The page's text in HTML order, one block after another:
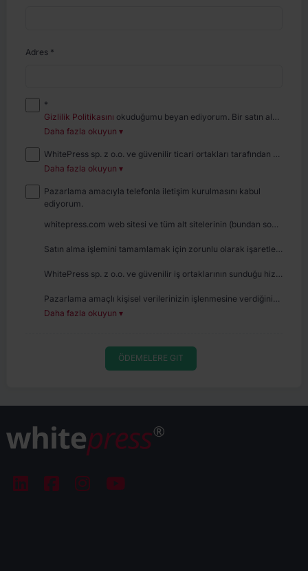
Adres *
*
Gizlilik Politikasını okuduğumu beyan ediyorum. Bir satın alma işlemi yaparak, bilet satın alma siparişinin yerine getirilmesi ve etkinliğe katılım amacıyla formda sağlanan kişisel verilerin işlenmesini onaylıyorum.
Daha fazla okuyun ▾
WhitePress sp. z o.o. ve güvenilir ticari ortakları tarafından sağlanan hizmet ve ürünlerin doğrudan pazarlanmasıyla ilgili olarak elektronik iletişim aracılığı ile, özellikle e-posta yoluyla ticari bilgilerin gönderilmesini kabul ediyorum.
Daha fazla okuyun ▾
Pazarlama amacıyla telefonla iletişim kurulmasını kabul
ediyorum.
whitepress.com web sitesi ve tüm alt sitelerinin (bundan sonra: Web Sitesi) kişisel veri denetleyicisi, 27 Nisan 2016 tarihli Avrupa Parlamentosu ve Konseyi Yönetmeliği (AB) 2016/679 (kişisel verilerin işlenmesi ve bu verilerin serbest dolaşımına ilişkin olarak doğal kişilerin korunmasına dair) ve 95/46/EC sayılı Direktifin yürürlükten kaldırılmasını içeren (bundan sonra: RODO) anlamında, "WhitePress" Spółka z ograniczoną odpowiedzialnością’dur. Şirket, Polonya’nın Bielsko-Biała şehrinde, Legionów 26/28 Sokak, 43-300 Bielsko-Biała adresinde kayıtlı olup, Bielsko-Biała Bölge Mahkemesi, 8. Ekonomik Bölüm tarafından tutulan Ulusal Ticaret Sicili’nde KRS numarası: 0000651339, vergi kimlik numarası (NIP): 9372667797, istatistik numarası REGON: 243400145 ve WhitePress Grubu'na ait diğer şirketlerle birlikte kişisel verilerin kontrolörüdür (bundan sonra: Kontrolör).
Satın alma işlemini tamamlamak için zorunlu olarak işaretlenen kişisel verilerin sağlanması gönüllüdür, ancak bilet hizmetinin sunulabilmesi için gereklidir. Kişisel verileriniz, bilet satın alma işlemi tamamlanması ve etkinliğe katılım amacıyla işlenecektir. Bilet satın alarak,
WhitePress sp. z o.o. ve güvenilir iş ortaklarının sunduğu hizmetler ve ürünlerin doğrudan pazarlaması için kişisel verilerinizin işlenmesine onay vermek tamamen gönüllüdür. Pazarlama iletişimi için onay vererek, WhitePress sp. z o.o. ve güvenilir iş ortaklarının kendi ürün veya hizmetlerini pazarlamak amacıyla, özellikle e-posta yoluyla ticari bilgi göndermesine izin vermiş oluyorsunuz. Kişisel verilerinizin işlenmesinin yasal dayanağı, açık onayınızdır (GDPR Madde 6(1)(a)).
Pazarlama amaçlı kişisel verilerinizin işlenmesine verdiğiniz onayı her zaman geri çekme hakkına sahipsiniz. Kişisel verilerinizin işlenmesi ve işlenme dayanakları hakkında, ayrıca haklarınızla ilgili daha fazla bilgiyi
Daha fazla okuyun ▾
ÖDEMELERE GIT